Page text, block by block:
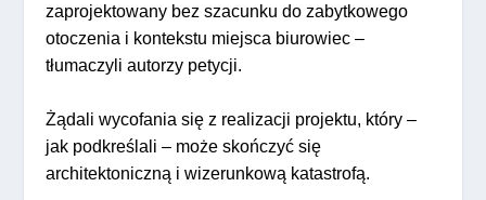
zaprojektowany bez szacunku do zabytkowego
otoczenia i kontekstu miejsca biurowiec –
tłumaczyli autorzy petycji.
Żądali wycofania się z realizacji projektu, który –
jak podkreślali – może skończyć się
architektoniczną i wizerunkową katastrofą.